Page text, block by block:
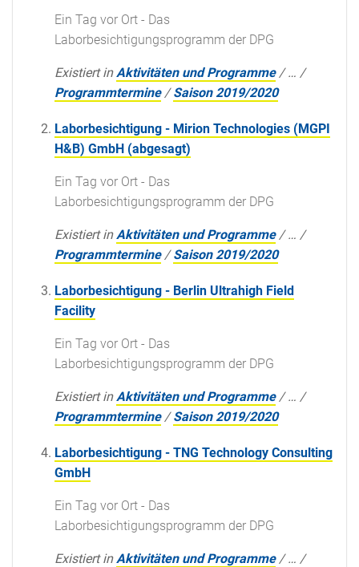
Ein Tag vor Ort - Das
Laborbesichtigungsprogramm der DPG
Existiert in Aktivitäten und Programme /… /
Programmtermine /Saison 2019/2020
Laborbesichtigung - Mirion Technologies (MGPI
H&B) GmbH (abgesagt)
Ein Tag vor Ort - Das
Laborbesichtigungsprogramm der DPG
Existiert in Aktivitäten und Programme /… /
Programmtermine /Saison 2019/2020
Laborbesichtigung - Berlin Ultrahigh Field
Facility
Ein Tag vor Ort - Das
Laborbesichtigungsprogramm der DPG
Existiert in Aktivitäten und Programme /… /
Programmtermine /Saison 2019/2020
Laborbesichtigung - TNG Technology Consulting
GmbH
Ein Tag vor Ort - Das
Laborbesichtigungsprogramm der DPG
Existiert in Aktivitäten und Programme /… /